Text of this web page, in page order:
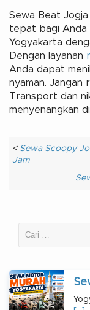
Sewa Beat
tepat bagi Anda
Yogyakarta
Dengan layanan
Anda dapat
nyaman. Jangan
Transport dan
menyenangkan
< Sewa Scoopy
Jam